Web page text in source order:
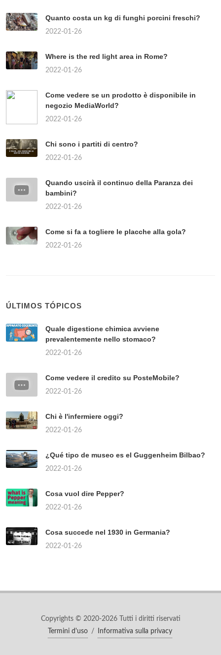
Quanto costa un kg di funghi porcini freschi?
2022-01-26
Where is the red light area in Rome?
2022-01-26
Come vedere se un prodotto è disponibile in
negozio MediaWorld?
2022-01-26
Chi sono i partiti di centro?
2022-01-26
Quando uscirà il continuo della Paranza dei
bambini?
2022-01-26
Come si fa a togliere le placche alla gola?
2022-01-26
ÚLTIMOS TÓPICOS
Quale digestione chimica avviene
prevalentemente nello stomaco?
2022-01-26
Come vedere il credito su PosteMobile?
2022-01-26
Chi è l'infermiere oggi?
2022-01-26
¿Qué tipo de museo es el Guggenheim Bilbao?
2022-01-26
Cosa vuol dire Pepper?
2022-01-26
Cosa succede nel 1930 in Germania?
2022-01-26
Copyrights © 2020-2026 Tutti i diritti riservati
Termini d'uso
/ Informativa sulla privacy